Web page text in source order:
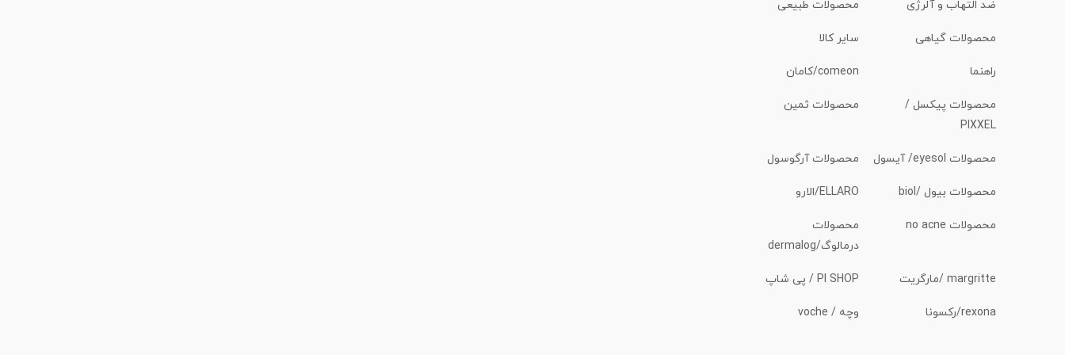
ضد التهاب و آلرژی محصولات طبیعی
محصولات گیاهی سایر کالا
راهنما comeon/کامان
محصولات پیکسل /
PIXXEL
محصولات ثمین
محصولات eyesol/ آیسول محصولات آرگوسول
محصولات بیول /biol ELLARO/الارو
محصولات no acne
محصولات
درمالوگ/dermalog
margritte /مارگریت PI SHOP / پی شاپ
rexona/رکسونا وچه / voche